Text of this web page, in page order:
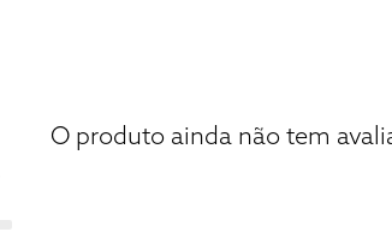
O produto ainda não tem